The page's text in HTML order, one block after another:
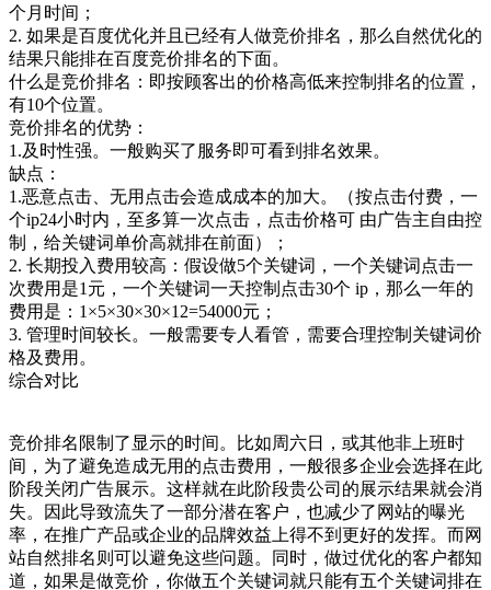
个月时间；
2. 如果是百度优化并且已经有人做竞价排名，那么自然优化的
结果只能排在百度竞价排名的下面。
什么是竞价排名：即按顾客出的价格高低来控制排名的位置，
有10个位置。
竞价排名的优势：
1.及时性强。一般购买了服务即可看到排名效果。
缺点：
1.恶意点击、无用点击会造成成本的加大。（按点击付费，一
个ip24小时内，至多算一次点击，点击价格可 由广告主自由控
制，给关键词单价高就排在前面）；
2. 长期投入费用较高：假设做5个关键词，一个关键词点击一
次费用是1元，一个关键词一天控制点击30个 ip，那么一年的
费用是：1×5×30×30×12=54000元；
3. 管理时间较长。一般需要专人看管，需要合理控制关键词价
格及费用。
综合对比
竞价排名限制了显示的时间。比如周六日，或其他非上班时
间，为了避免造成无用的点击费用，一般很多企业会选择在此
阶段关闭广告展示。这样就在此阶段贵公司的展示结果就会消
失。因此导致流失了一部分潜在客户，也减少了网站的曝光
率，在推广产品或企业的品牌效益上得不到更好的发挥。而网
站自然排名则可以避免这些问题。同时，做过优化的客户都知
道，如果是做竞价，你做五个关键词就只能有五个关键词排在